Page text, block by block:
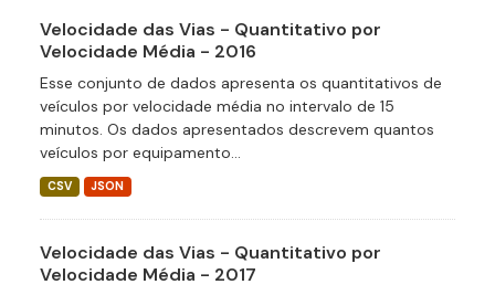
Velocidade das Vias - Quantitativo por
Velocidade Média - 2016
Esse conjunto de dados apresenta os quantitativos de
veículos por velocidade média no intervalo de 15
minutos. Os dados apresentados descrevem quantos
veículos por equipamento...
CSV JSON
Velocidade das Vias - Quantitativo por
Velocidade Média - 2017